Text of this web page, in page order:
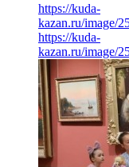
https://kuda-
kazan.ru/image/
https://kuda-
kazan.ru/image/